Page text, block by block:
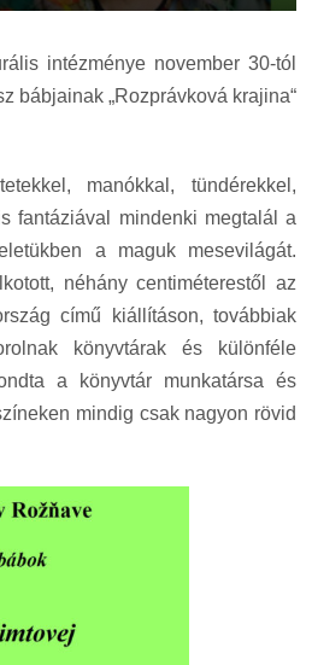
intézménye november 30-tól
bábjainak „Rozprávková krajina“
manókkal, tündérekkel,
fantáziával mindenki megtalál a
a maguk mesevilágát.
néhány centiméterestől az
című kiállításon, továbbiak
könyvtárak és különféle
a könyvtár munkatársa és
mindig csak nagyon rövid